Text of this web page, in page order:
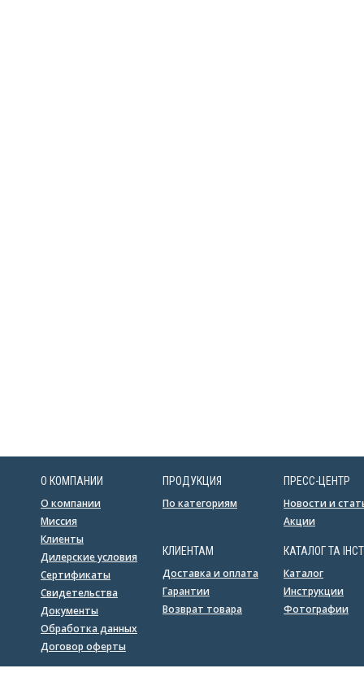
О КОМПАНИИ
О компании
Миссия
Клиенты
Дилерские условия
Сертификаты
Свидетельства
Документы
Обработка данных
Договор оферты
ПРОДУКЦИЯ
По категориям
КЛИЕНТАМ
Доставка и оплата
Гарантии
Возврат товара
ПРЕСС-ЦЕНТР
Новости и
Акции
КАТАЛОГ ТА
Каталог
Инструкции
Фотографии